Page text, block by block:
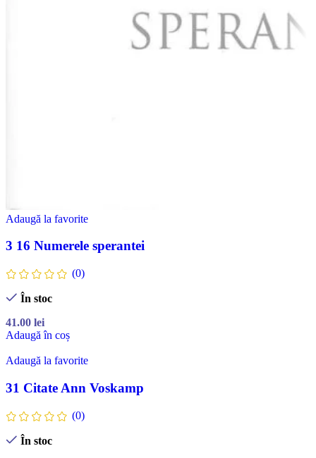
Adaugă la favorite
3 16 Numerele sperantei
(0)
În stoc
41.00 lei
Adaugă în coș
Adaugă la favorite
31 Citate Ann Voskamp
(0)
În stoc